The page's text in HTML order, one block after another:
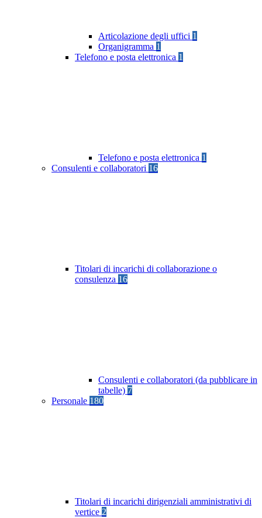
Articolazione degli uffici 1
Organigramma 1
Telefono e posta elettronica 1
Telefono e posta elettronica 1
Consulenti e collaboratori 16
Titolari di incarichi di collaborazione o
consulenza 16
Consulenti e collaboratori (da pubblicare in
tabelle) 7
Personale 180
Titolari di incarichi dirigenziali amministrativi di
vertice 2